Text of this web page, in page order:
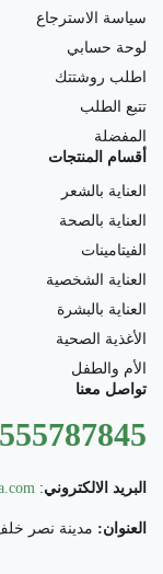
سياسة الاسترجاع
لوحة حسابي
اطلب روشتتك
تتبع الطلب
المفضلة
أقسام المنتجات
العناية بالشعر
العناية بالصحة
الفيتامينات
العناية الشخصية
العناية بالبشرة
الأغذية الصحية
الأم والطفل
تواصل معنا
البريد الالكتروني:
العنوان: مدينة نصر